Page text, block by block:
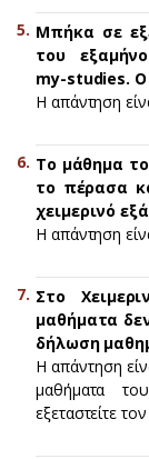
Μπήκα σε
του
my-studies. Ο
H απάντηση
Το μάθημα
το πέρασα
χειμερινό
H απάντηση
Στο
μαθήματα
δήλωση
H απάντηση
μαθήματα
εξεταστείτε